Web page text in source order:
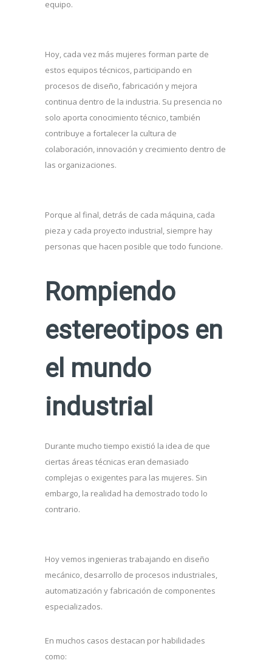
equipo.
Hoy, cada vez más mujeres forman parte de
estos equipos técnicos, participando en
procesos de diseño, fabricación y mejora
continua dentro de la industria. Su presencia no
solo aporta conocimiento técnico, también
contribuye a fortalecer la cultura de
colaboración, innovación y crecimiento dentro de
las organizaciones.
Porque al final, detrás de cada máquina, cada
pieza y cada proyecto industrial, siempre hay
personas que hacen posible que todo funcione.
Rompiendo
estereotipos en
el mundo
industrial
Durante mucho tiempo existió la idea de que
ciertas áreas técnicas eran demasiado
complejas o exigentes para las mujeres. Sin
embargo, la realidad ha demostrado todo lo
contrario.
Hoy vemos ingenieras trabajando en diseño
mecánico, desarrollo de procesos industriales,
automatización y fabricación de componentes
especializados.
En muchos casos destacan por habilidades
como: